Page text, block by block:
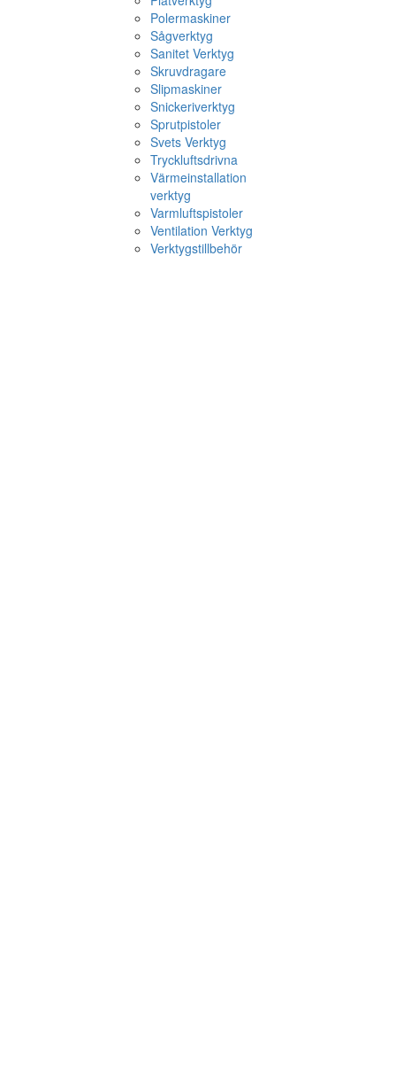
Polermaskiner
Sågverktyg
Sanitet Verktyg
Skruvdragare
Slipmaskiner
Snickeriverktyg
Sprutpistoler
Svets Verktyg
Tryckluftsdrivna
Värmeinstallation
verktyg
Varmluftspistoler
Ventilation Verktyg
Verktygstillbehör